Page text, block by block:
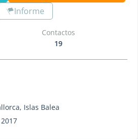
Informe
Contactos
19
Islas Balea